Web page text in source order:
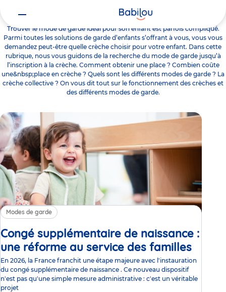
Modes de garde
Trouver le mode de garde idéal pour son enfant est parfois compliqué.
Parmi toutes les solutions de garde d’enfants s’offrant à vous, vous vous
demandez peut-être quelle crèche choisir pour votre enfant. Dans cette
rubrique, nous vous guidons de la recherche du mode de garde jusqu’à
l’inscription à la crèche. Comment obtenir une place ? Combien coûte
une&nbsp;place en crèche ? Quels sont les différents modes de garde ? La
crèche collective ? On vous dit tout sur le fonctionnement des crèches et
des différents modes de garde.
Modes de garde
Congé supplémentaire de naissance :
une réforme au service des familles
En 2026, la France franchit une étape majeure avec l'instauration
du congé supplémentaire de naissance . Ce nouveau dispositif
n'est pas qu'une simple mesure administrative : c'est un véritable
projet